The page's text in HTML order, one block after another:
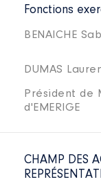
Fonctions
BENAICHE
DUMAS
Président de
d'EMERIGE
CHAMP DES